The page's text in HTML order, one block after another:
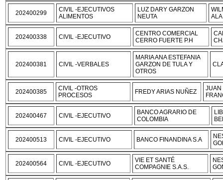
202400299
CIVIL -EJECUTIVOS
ALIMENTOS
LUZ DARY GARZON
NEUTA
202400338 CIVIL -EJECUTIVO
CENTRO COMERCIAL
CERRO FUERTE P.H
202400381 CIVIL -VERBALES
MARIA ANA ESTEFANIA
GARZON DE TULA Y
OTROS
202400385
CIVIL -OTROS
PROCESOS
FREDY ARIAS NUÑEZ
JUAN
202400467 CIVIL -EJECUTIVO
BANCO AGRARIO DE
COLOMBIA
202400513 CIVIL -EJECUTIVO BANCO FINANDINA S.A
202400564 CIVIL -EJECUTIVO
VIE ET SANTÉ
COMPAGNIE S.A.S.